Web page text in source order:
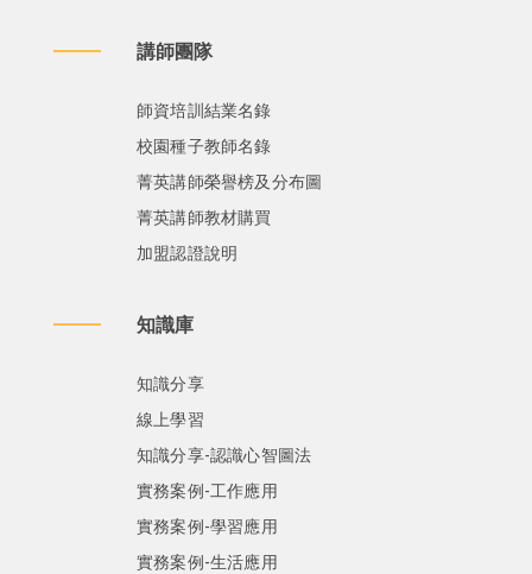
講師團隊
師資培訓結業名錄
校園種子教師名錄
菁英講師榮譽榜及分布圖
菁英講師教材購買
加盟認證說明
知識庫
知識分享
線上學習
知識分享-認識心智圖法
實務案例-工作應用
實務案例-學習應用
實務案例-生活應用